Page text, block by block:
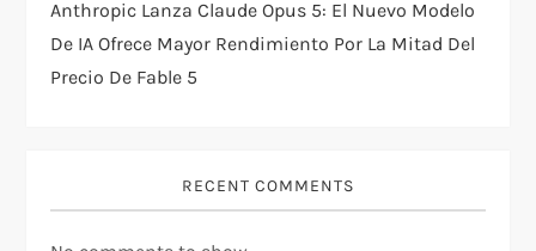
Anthropic Lanza Claude Opus 5: El Nuevo Modelo
De IA Ofrece Mayor Rendimiento Por La Mitad Del
Precio De Fable 5
RECENT COMMENTS